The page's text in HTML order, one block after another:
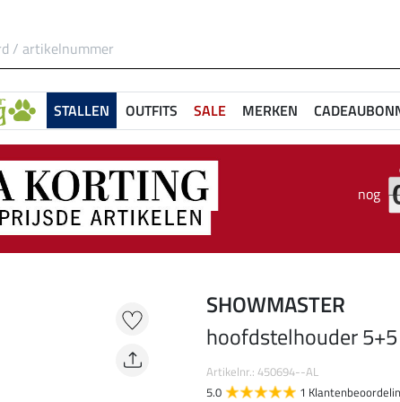
STALLEN OUTFITS SALE MERKEN
nog
SHOWMASTER
hoofdstelhouder 5+5
Artikelnr.: 450694--AL
5.0
1